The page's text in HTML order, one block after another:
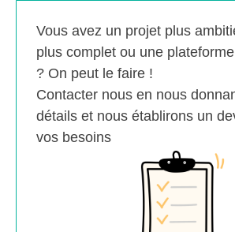
Vous avez un projet plus
plus complet ou une
? On peut le faire !
Contacter nous en nous
détails et nous établirons un
vos besoins